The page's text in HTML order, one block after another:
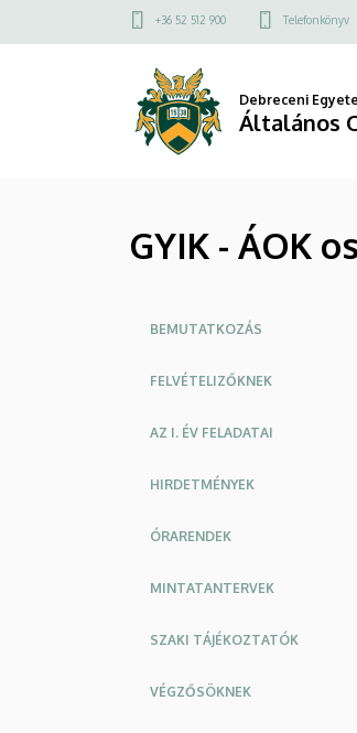
Általános
Orvostudományi
a
Felső
menü
+36 52 512 900 Telefonkönyv
Debreceni
Általános
GYIK - ÁOK
Oldalmenü
BEMUTATKOZÁS
FELVÉTELIZŐKNEK
AZ I. ÉV FELADATAI
HIRDETMÉNYEK
ÓRARENDEK
MINTATANTERVEK
SZAKI TÁJÉKOZTATÓK
VÉGZŐSÖKNEK